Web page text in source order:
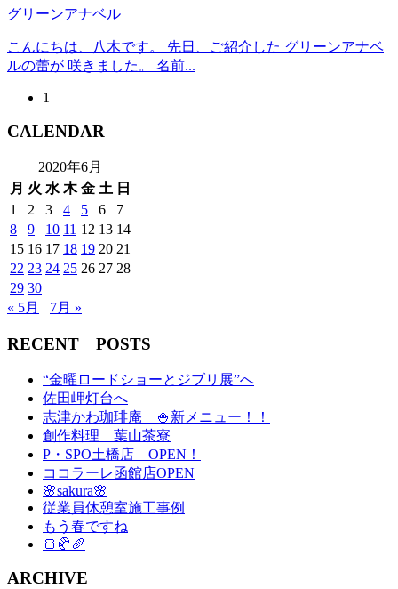
グリーンアナベル
こんにちは、八木です。 先日、ご紹介した グリーンアナベ
ルの蕾が 咲きました。 名前...
1
CALENDAR
2020年6月
月 火 水 木 金 土 日
1
2 3 4 5 6
7
8
9 10 11 12 13 14
15 16 17 18 19 20 21
22 23 24 25 26 27 28
29 30
« 5月
7月 »
RECENT POSTS
“金曜ロードショーとジブリ展”へ
佐田岬灯台へ
志津かわ珈琲庵 🍚新メニュー！！
創作料理 葉山茶寮
P・SPO土橋店 OPEN！
ココラーレ函館店OPEN
🌸sakura🌸
従業員休憩室施工事例
もう春ですね
🍞🥐🥖
ARCHIVE